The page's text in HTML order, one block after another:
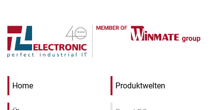
Home Produktwelten